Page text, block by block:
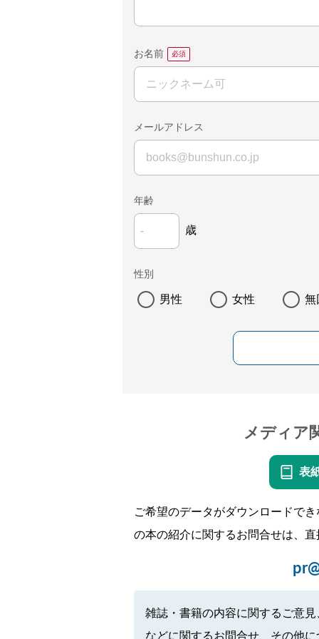
お名前
メールアドレス
年齢
歳
性別
男性 女性 無
メディア
表
ご希望のデータがダウンロードで
の本の紹介に関するお問合せは、
雑誌・書籍の内容に関するご意
などに関するお問合せ、その他